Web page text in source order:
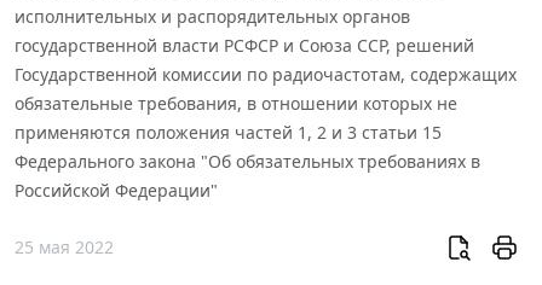
исполнительных и распорядительных органов
государственной власти РСФСР и Союза ССР, решений
Государственной комиссии по радиочастотам, содержащих
обязательные требования, в отношении которых не
применяются положения частей 1, 2 и 3 статьи 15
Федерального закона "Об обязательных требованиях в
Российской Федерации"
25 мая 2022